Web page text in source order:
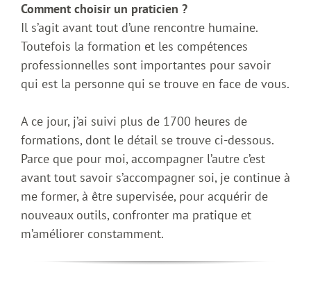
Comment choisir un praticien ?
Il s’agit avant tout d’une rencontre humaine.
Toutefois la formation et les compétences
professionnelles sont importantes pour savoir
qui est la personne qui se trouve en face de vous.
A ce jour, j’ai suivi plus de 1700 heures de
formations, dont le détail se trouve ci-dessous.
Parce que pour moi, accompagner l’autre c’est
avant tout savoir s’accompagner soi, je continue à
me former, à être supervisée, pour acquérir de
nouveaux outils, confronter ma pratique et
m’améliorer constamment.